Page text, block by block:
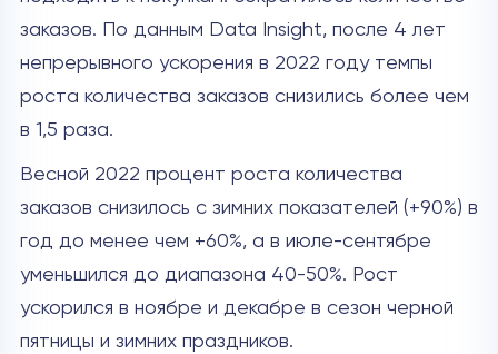
заказов. По данным Data Insight, после 4 лет
непрерывного ускорения в 2022 году темпы
роста количества заказов снизились более чем
в 1,5 раза.
Весной 2022 процент роста количества
заказов снизилось с зимних показателей (+90%) в
год до менее чем +60%, а в июле-сентябре
уменьшился до диапазона 40-50%. Рост
ускорился в ноябре и декабре в сезон черной
пятницы и зимних праздников.